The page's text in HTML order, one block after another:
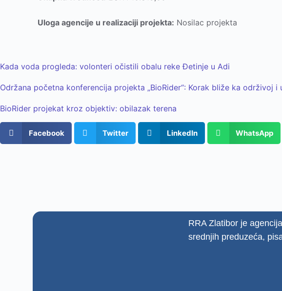
Uloga agencije u realizaciji projekta: Nosilac projekta
Kada voda progleda: volonteri očistili obalu reke Đetinje u Adi
Održana početna konferencija projekta „BioRider“: Korak bliže ka održivoj
BioRider projekat kroz objektiv: obilazak terena
Facebook Twitter LinkedIn WhatsApp
RRA Zlatibor je
srednjih preduzeća,